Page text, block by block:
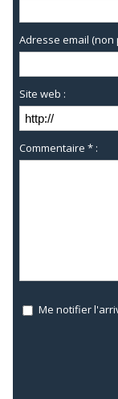
Adresse email (non
Site web :
Commentaire * :
Me notifier